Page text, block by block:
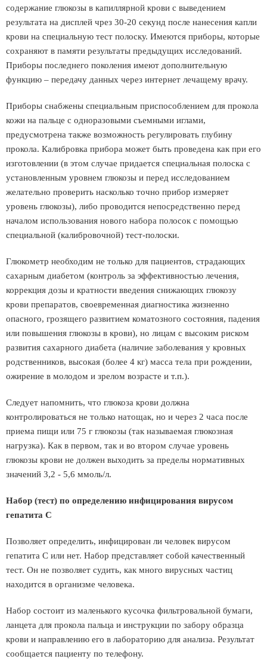
содержание глюкозы в капиллярной крови с выведением
результата на дисплей чрез 30-20 секунд после нанесения капли
крови на специальную тест полоску. Имеются приборы, которые
сохраняют в памяти результаты предыдущих исследований.
Приборы последнего поколения имеют дополнительную
функцию – передачу данных через интернет лечащему врачу.
Приборы снабжены специальным приспособлением для прокола
кожи на пальце с одноразовыми съемными иглами,
предусмотрена также возможность регулировать глубину
прокола. Калибровка прибора может быть проведена как при его
изготовлении (в этом случае придается специальная полоска с
установленным уровнем глюкозы и перед исследованием
желательно проверить насколько точно прибор измеряет
уровень глюкозы), либо проводится непосредственно перед
началом использования нового набора полосок с помощью
специальной (калибровочной) тест-полоски.
Глюкометр необходим не только для пациентов, страдающих
сахарным диабетом (контроль за эффективностью лечения,
коррекция дозы и кратности введения снижающих глюкозу
крови препаратов, своевременная диагностика жизненно
опасного, грозящего развитием коматозного состояния, падения
или повышения глюкозы в крови), но лицам с высоким риском
развития сахарного диабета (наличие заболевания у кровных
родственников, высокая (более 4 кг) масса тела при рождении,
ожирение в молодом и зрелом возрасте и т.п.).
Следует напомнить, что глюкоза крови должна
контролироваться не только натощак, но и через 2 часа после
приема пищи или 75 г глюкозы (так называемая глюкозная
нагрузка). Как в первом, так и во втором случае уровень
глюкозы крови не должен выходить за пределы нормативных
значений 3,2 - 5,6 ммоль/л.
Набор (тест) по определению инфицирования вирусом
гепатита С
Позволяет определить, инфицирован ли человек вирусом
гепатита С или нет. Набор представляет собой качественный
тест. Он не позволяет судить, как много вирусных частиц
находится в организме человека.
Набор состоит из маленького кусочка фильтровальной бумаги,
ланцета для прокола пальца и инструкции по забору образца
крови и направлению его в лабораторию для анализа. Результат
сообщается пациенту по телефону.